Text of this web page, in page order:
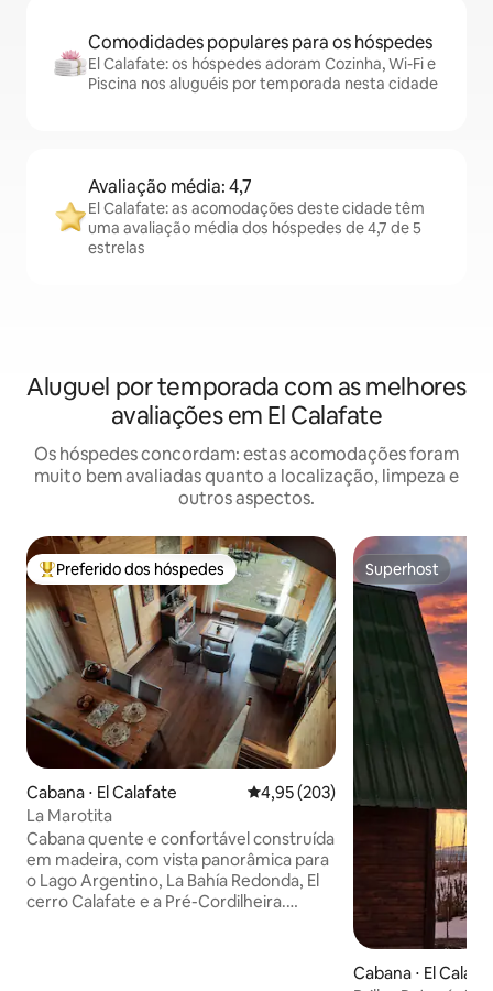
Comodidades populares para os hóspedes
El Calafate: os hóspedes adoram Cozinha, Wi-Fi e
Piscina nos aluguéis por temporada nesta cidade
Avaliação média: 4,7
El Calafate: as acomodações deste cidade têm
uma avaliação média dos hóspedes de 4,7 de 5
estrelas
Aluguel por temporada com as melhores
avaliações em El Calafate
Os hóspedes concordam: estas acomodações foram
muito bem avaliadas quanto a localização, limpeza e
outros aspectos.
Entre os melhores preferidos dos hóspedes
Preferido dos hóspedes
Cabana ⋅ El Calafate 4,95 de uma avaliação média de
4,95 (203)
La Marotita
Cabana quente e confortável construída
em madeira, com vista panorâmica para
o Lago Argentino, La Bahía Redonda, El
cerro Calafate e a Pré-Cordilheira.
Superhost
Superhost
Cabana ⋅ El